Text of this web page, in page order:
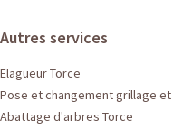
Autres services
Elagueur Torce
Pose et changement grillage
Abattage d'arbres Torce